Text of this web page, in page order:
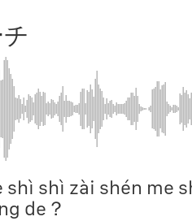
shì shì zài shén me
de？